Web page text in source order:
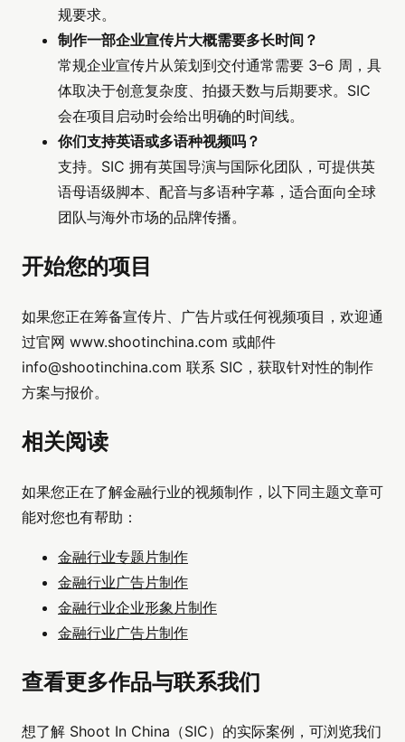
规要求。
制作一部企业宣传片大概需要多长时间？
常规企业宣传片从策划到交付通常需要 3–6 周，具
体取决于创意复杂度、拍摄天数与后期要求。SIC
会在项目启动时会给出明确的时间线。
你们支持英语或多语种视频吗？
支持。SIC 拥有英国导演与国际化团队，可提供英
语母语级脚本、配音与多语种字幕，适合面向全球
团队与海外市场的品牌传播。
开始您的项目
如果您正在筹备宣传片、广告片或任何视频项目，欢迎通
过官网 www.shootinchina.com 或邮件
info@shootinchina.com 联系 SIC，获取针对性的制作
方案与报价。
相关阅读
如果您正在了解金融行业的视频制作，以下同主题文章可
能对您也有帮助：
金融行业专题片制作
金融行业广告片制作
金融行业企业形象片制作
金融行业广告片制作
查看更多作品与联系我们
想了解 Shoot In China（SIC）的实际案例，可浏览我们